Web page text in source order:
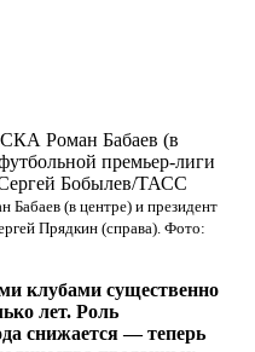
(в центре) и президент
Прядкин (справа). Фото:
клубами существенно
лет. Роль
снижается — теперь